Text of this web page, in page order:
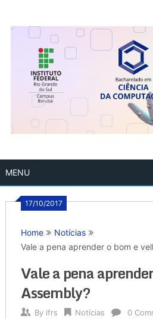
MENU
17/10/2017
Home
Notícias
Vale a pena aprender o bom e
Vale a pena
Assembly?
By ifrs Notícias 0